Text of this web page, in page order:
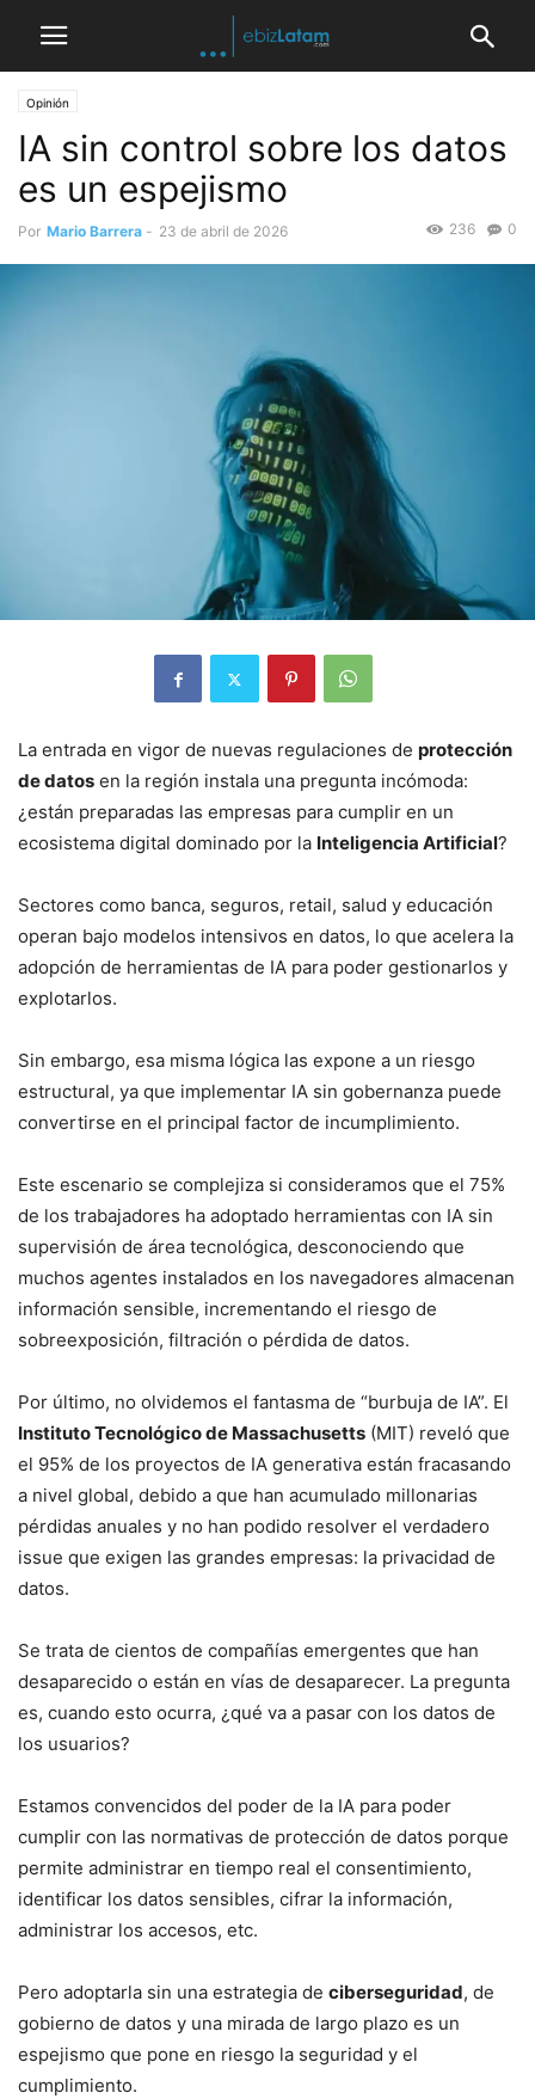
Opinión
IA sin control sobre los datos
es un espejismo
Por Mario Barrera - 23 de abril de 2026 0
236
La entrada en vigor de nuevas regulaciones de protección
de datos en la región instala una pregunta incómoda:
¿están preparadas las empresas para cumplir en un
ecosistema digital dominado por la Inteligencia Artificial?
Sectores como banca, seguros, retail, salud y educación
operan bajo modelos intensivos en datos, lo que acelera la
adopción de herramientas de IA para poder gestionarlos y
explotarlos.
Sin embargo, esa misma lógica las expone a un riesgo
estructural, ya que implementar IA sin gobernanza puede
convertirse en el principal factor de incumplimiento.
Este escenario se complejiza si consideramos que el 75%
de los trabajadores ha adoptado herramientas con IA sin
supervisión de área tecnológica, desconociendo que
muchos agentes instalados en los navegadores almacenan
información sensible, incrementando el riesgo de
sobreexposición, filtración o pérdida de datos.
Por último, no olvidemos el fantasma de “burbuja de IA”. El
Instituto Tecnológico de Massachusetts (MIT) reveló que
el 95% de los proyectos de IA generativa están fracasando
a nivel global, debido a que han acumulado millonarias
pérdidas anuales y no han podido resolver el verdadero
issue que exigen las grandes empresas: la privacidad de
datos.
Se trata de cientos de compañías emergentes que han
desaparecido o están en vías de desaparecer. La pregunta
es, cuando esto ocurra, ¿qué va a pasar con los datos de
los usuarios?
Estamos convencidos del poder de la IA para poder
cumplir con las normativas de protección de datos porque
permite administrar en tiempo real el consentimiento,
identificar los datos sensibles, cifrar la información,
administrar los accesos, etc.
Pero adoptarla sin una estrategia de ciberseguridad, de
gobierno de datos y una mirada de largo plazo es un
espejismo que pone en riesgo la seguridad y el
cumplimiento.